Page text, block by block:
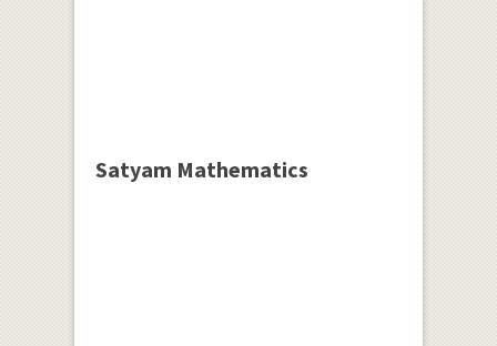
Satyam Mathematics